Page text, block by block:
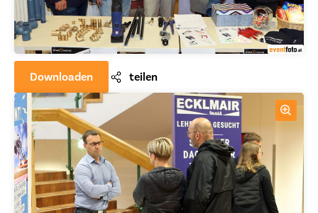
Downloaden teilen